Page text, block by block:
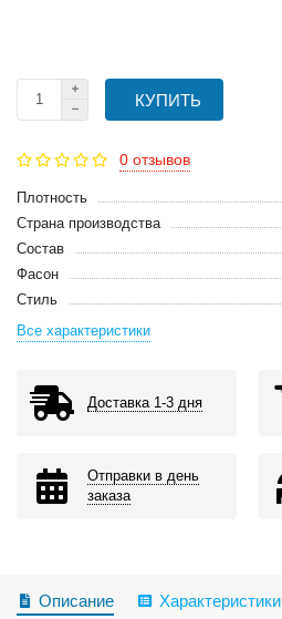
КУПИТЬ
0 отзывов
Плотность
Страна производства
Состав
Фасон
Стиль
Все характеристики
Доставка 1-3 дня
Отправки в день
заказа
Описание Характеристики